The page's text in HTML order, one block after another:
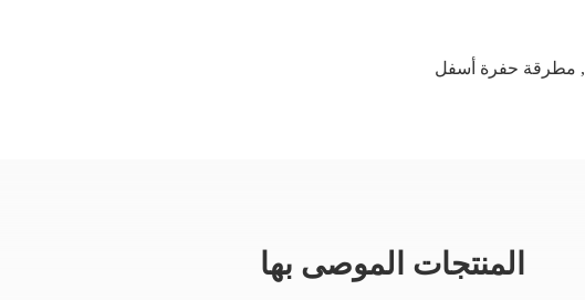
, مطرقة حفرة أسفل
المنتجات الموصى بها